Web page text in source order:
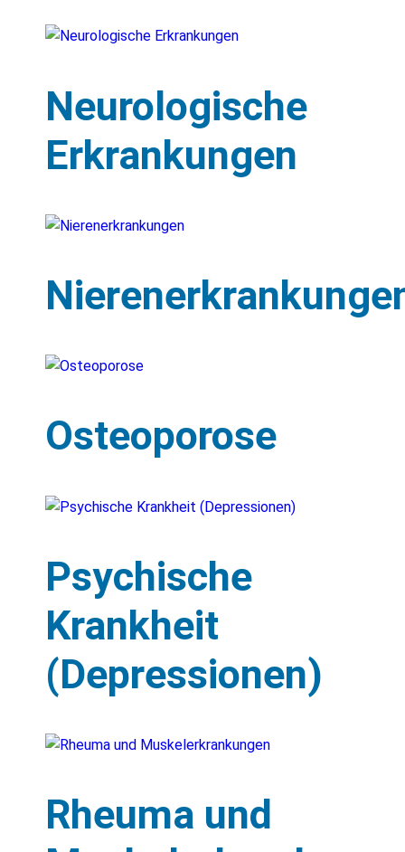
Neurologische
Erkrankungen
Osteoporose
Psychische
Krankheit
(Depressionen)
Rheuma und